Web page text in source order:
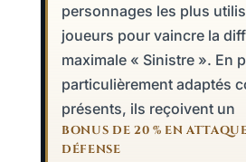
personnages les plus
joueurs pour vaincre la
maximale « Sinistre ». En
particulièrement adaptés
présents, ils reçoivent un
BONUS DE 20 % EN
DÉFENSE